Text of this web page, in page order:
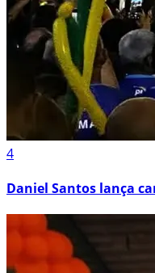
4
Daniel Santos lança